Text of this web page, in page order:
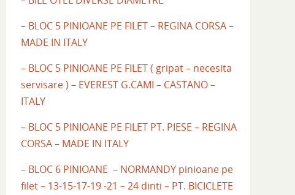
– BLOC 5 PINIOANE PE FILET – REGINA CORSA –
MADE IN ITALY
– BLOC 5 PINIOANE PE FILET ( gripat – necesita
servisare ) – EVEREST G.CAMI – CASTANO –
ITALY
– BLOC 5 PINIOANE PE FILET PT. PIESE – REGINA
CORSA – MADE IN ITALY
– BLOC 6 PINIOANE – NORMANDY pinioane pe
filet – 13-15-17-19 -21 – 24 dinti – PT. BICICLETE